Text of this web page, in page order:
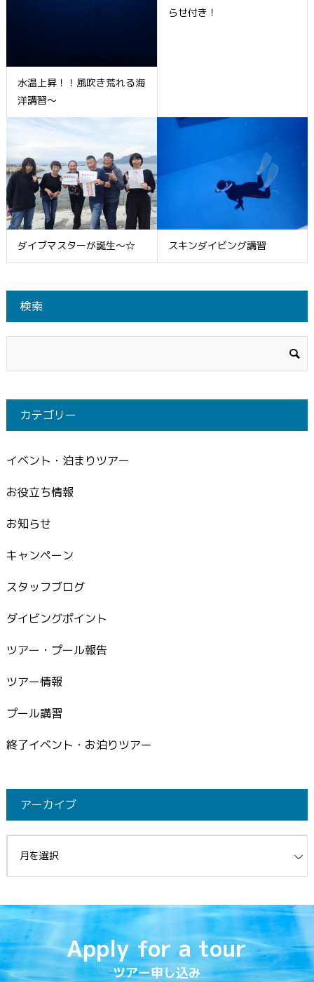
水温上昇！！風吹き荒れる海
洋講習～
らせ付き！
ダイブマスターが誕生～☆ スキンダイビング講習
検索
カテゴリー
イベント・泊まりツアー
お役立ち情報
お知らせ
キャンペーン
スタッフブログ
ダイビングポイント
ツアー・プール報告
ツアー情報
プール講習
終了イベント・お泊りツアー
アーカイブ
Apply for a tour
ツアー申し込み